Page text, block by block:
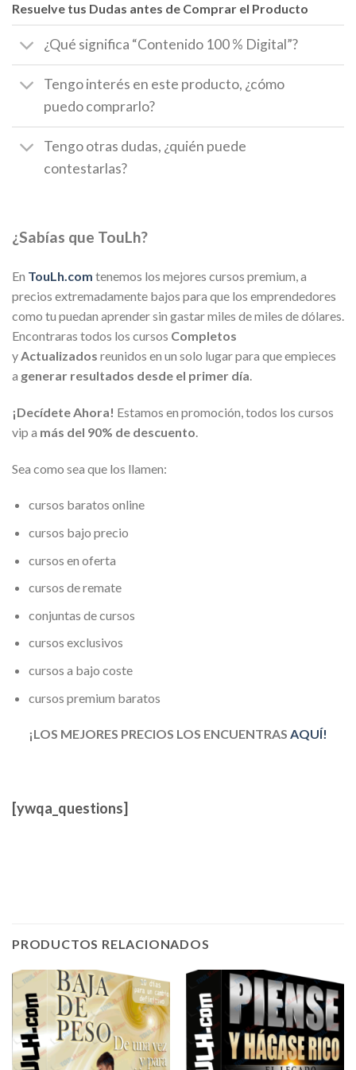
Resuelve tus Dudas antes de Comprar el Producto
¿Qué significa “Contenido 100 % Digital”?
Tengo interés en este producto, ¿cómo
puedo comprarlo?
Tengo otras dudas, ¿quién puede
contestarlas?
¿Sabías que TouLh?
En TouLh.com tenemos los mejores cursos premium, a
precios extremadamente bajos para que los emprendedores
como tu puedan aprender sin gastar miles de miles de dólares.
Encontraras todos los cursos Completos
yActualizados reunidos en un solo lugar para que empieces
a generar resultados desde el primer día.
¡Decídete Ahora! Estamos en promoción, todos los cursos
vip a más del 90% de descuento
Sea como sea que los llamen:
cursos baratos online
cursos bajo precio
cursos en oferta
cursos de remate
conjuntas de cursos
cursos exclusivos
cursos a bajo coste
cursos premium baratos
¡LOS MEJORES PRECIOS LOS ENCUENTRAS AQUÍ!
[ywqa_questions]
PRODUCTOS RELACIONADOS